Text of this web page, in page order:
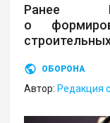
Ранее
о
ОБОРОНА
Автор: Редакция